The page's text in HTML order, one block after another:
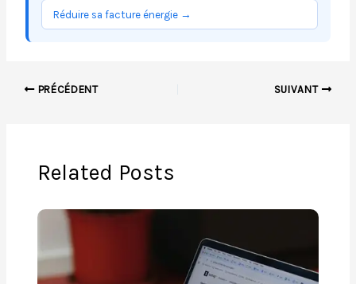
Réduire sa facture énergie →
PRÉCÉDENT SUIVANT
Related Posts